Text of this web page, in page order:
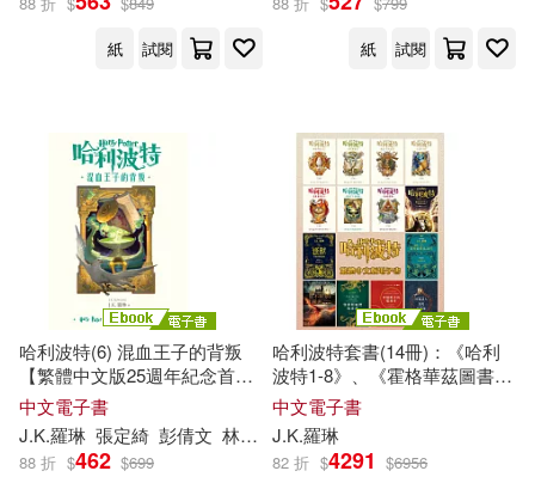
紙
試閱
紙
試閱
哈利波特(6) 混血王子的背叛
【繁體中文版25週年紀念首
發】 (電子書)
中文電子書
J.K.羅琳 張定綺 彭倩文 林靜華 趙丕慧
88 折 $462 $699
哈利波特套書(14冊)：《哈利
波特1-8》、《霍格華茲圖書館
3書》、《怪獸與牠們的產地3
書》 (電子書)
中文電子書
J.K.羅琳
82 折 $4291 $6956